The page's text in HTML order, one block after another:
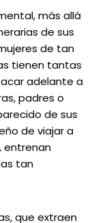
más allá
de sus
de tan
tienen tantas
adelante a
padres o
de sus
de viajar a
entrenan
tan
que extraen